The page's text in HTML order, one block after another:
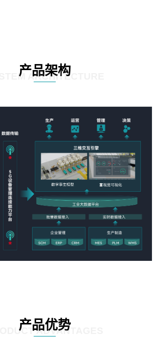
产品架构
ARCHITECTURE
产品优势
ADVANTAGES